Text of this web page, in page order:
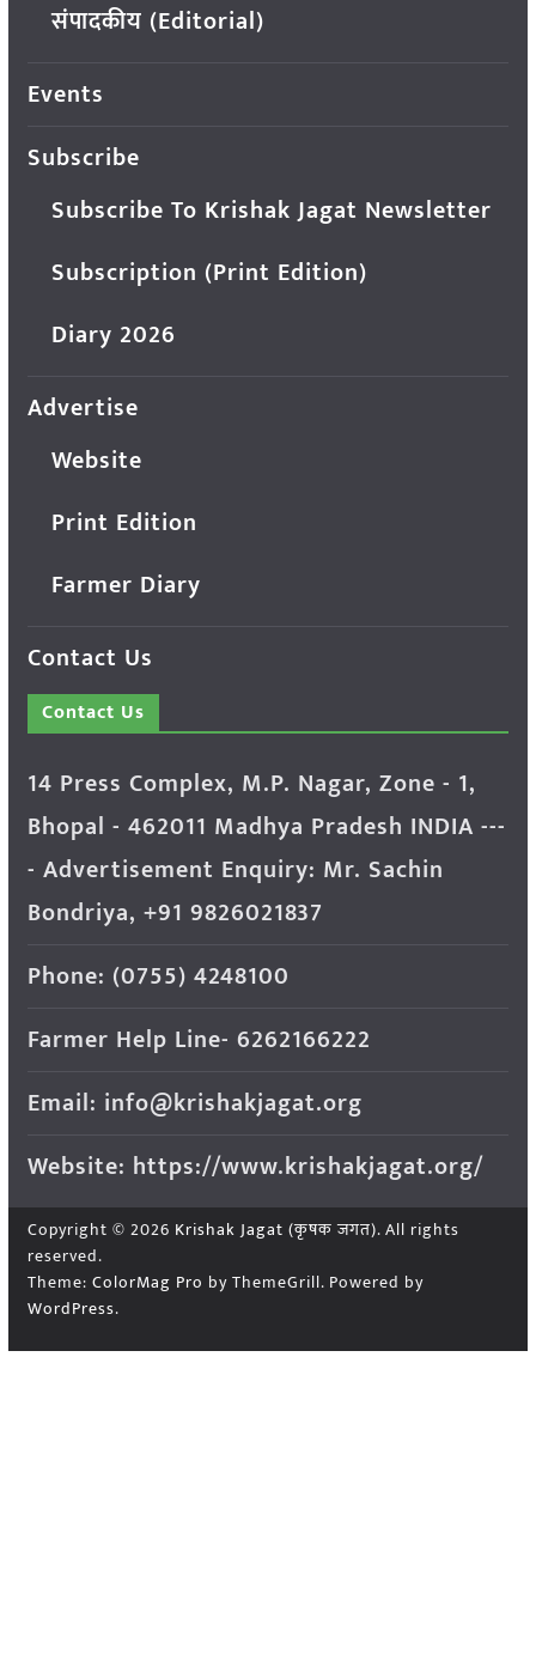
संपादकीय (Editorial)
Events
Subscribe
Subscribe To Krishak Jagat Newsletter
Subscription (Print Edition)
Diary 2026
Advertise
Website
Print Edition
Farmer Diary
Contact Us
Contact Us
14 Press Complex, M.P. Nagar, Zone - 1,
Bhopal - 462011 Madhya Pradesh INDIA ---
- Advertisement Enquiry: Mr. Sachin
Bondriya, +91 9826021837
Phone: (0755) 4248100
Farmer Help Line- 6262166222
Email: info@krishakjagat.org
Website: https://www.krishakjagat.org/
Copyright © 2026 Krishak Jagat (कृषक जगत). All rights
reserved.
Theme: ColorMag Pro by ThemeGrill. Powered by
WordPress.